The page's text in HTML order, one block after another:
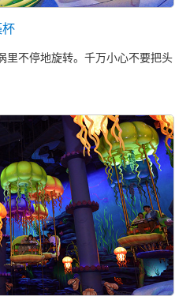
里不停地旋转。千万小心不要把头